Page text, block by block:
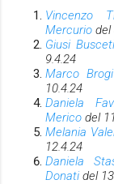
Vincenzo
Mercurio del
Giusi
9.4.24
Marco
10.4.24
Daniela
Merico del
Melania
12.4.24
Daniela
Donati del